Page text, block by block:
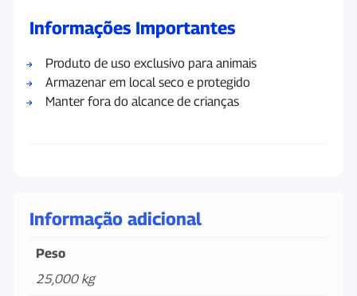
Informações Importantes
Produto de uso exclusivo para animais
Armazenar em local seco e protegido
Manter fora do alcance de crianças
Informação adicional
Peso
25,000 kg